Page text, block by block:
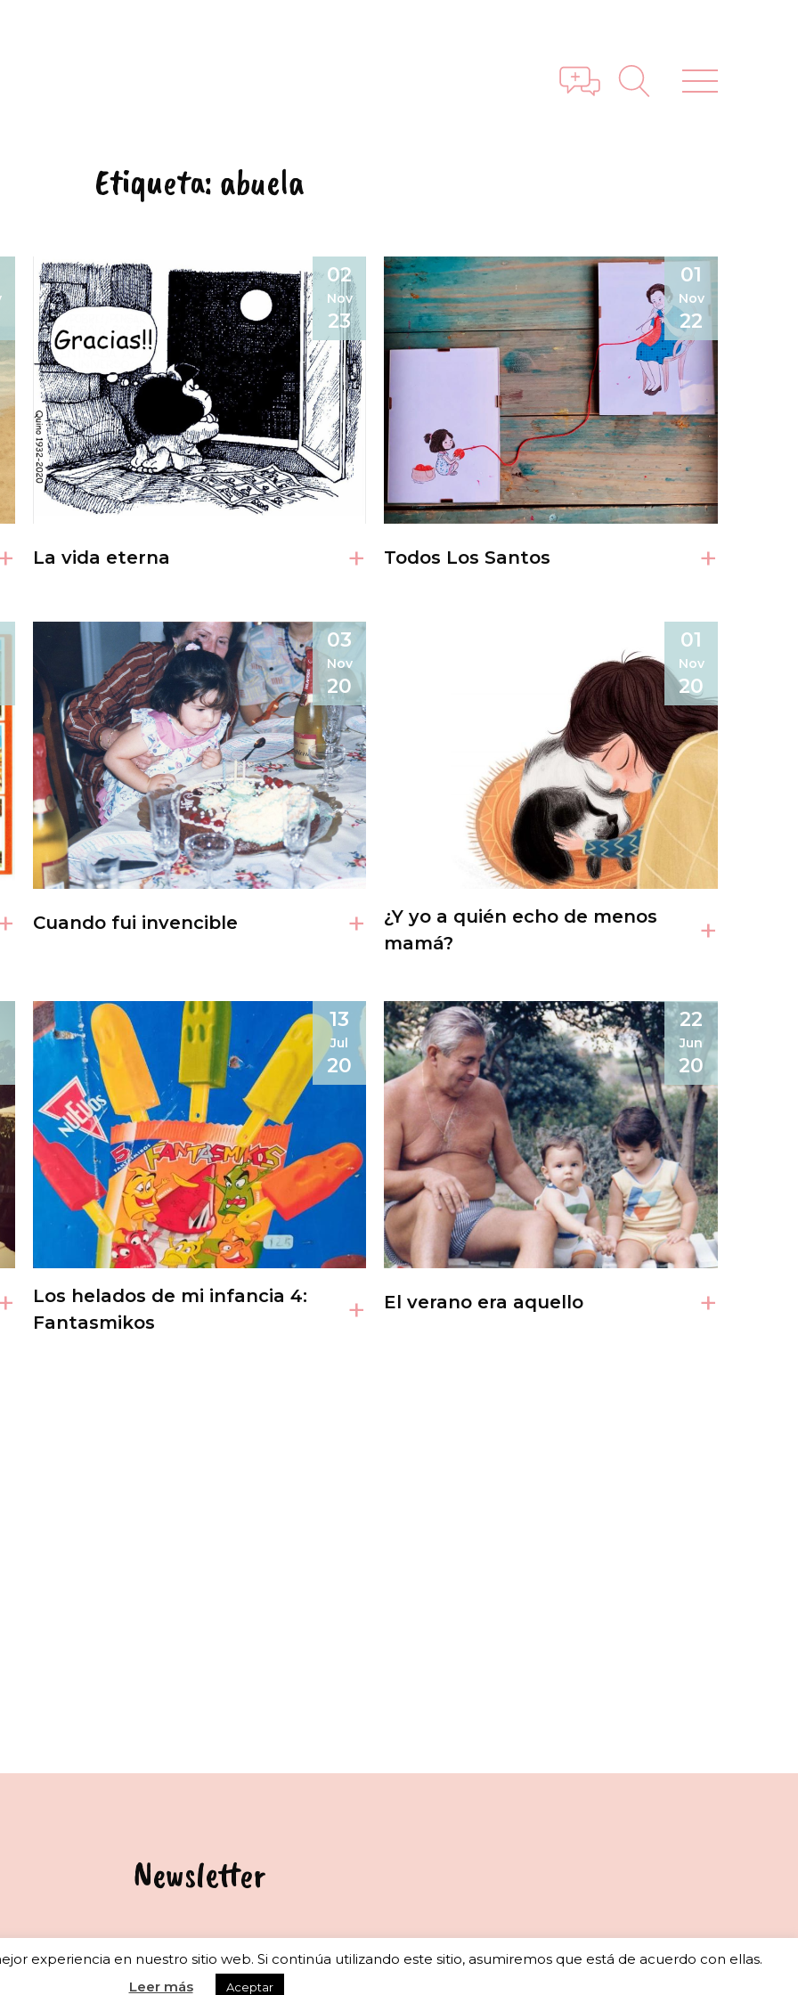
Etiqueta: abuela
02
Nov
23
La vida eterna +
01
Nov
22
Todos Los Santos +
03
Nov
20
Cuando fui invencible +
01
Nov
20
¿Y yo a quién echo de menos
mamá?
+
13
Jul
20
Los helados de mi infancia 4:
Fantasmikos
+
22
Jun
20
El verano era aquello +
Newsletter
a nuestra newsletter para recibir actualizaciones semanales
experiencia en nuestro sitio web. Si continúa utilizando este sitio, asumiremos que está de acuerdo con ellas.
Leer más
Aceptar